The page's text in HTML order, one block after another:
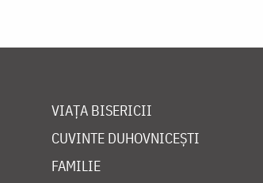
VIAȚA BISERICII
CUVINTE DUHOVNICEȘTI
FAMILIE